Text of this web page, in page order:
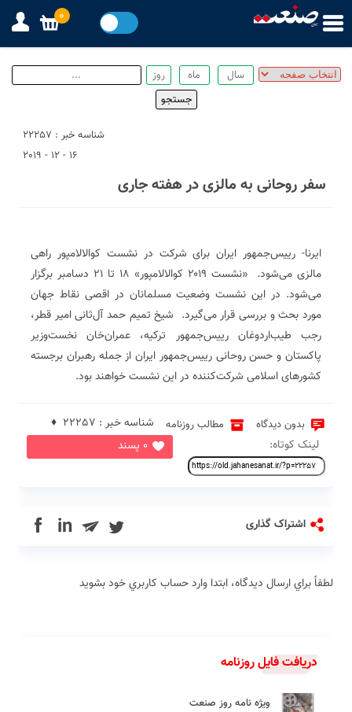
شناسه خبر : 22257
16 - 12 - 2019
سفر روحانی به مالزی در هفته جاری
ایرنا- رییس‌جمهور ایران برای شرکت در نشست کوالالامپور راهی
مالزی می‌شود. «نشست ۲۰۱۹ کوالالامپور» ۱۸ تا ۲۱ دسامبر برگزار
می‌شود. در این نشست وضعیت مسلمانان در اقصی نقاط جهان
مورد بحث و بررسی قرار می‌گیرد. شیخ تمیم حمد آل‌ثانی امیر قطر،
رجب طیب‌اردوغان رییس‌جمهور ترکیه، عمران‌خان نخست‌وزیر
پاکستان و حسن روحانی رییس‌جمهور ایران از جمله رهبران برجسته
کشورهای اسلامی شرکت‌کننده در این نشست خواهند بود.
بدون دیدگاه مطالب روزنامه
0 پسند
شناسه خبر : 22257 ♦
لینک کوتاه:
اشتراک گذاری in
لطفاً براي ارسال دیدگاه، ابتدا وارد حساب كاربري خود بشويد
دریافت فایل روزنامه
ویژه نامه روز صنعت
0